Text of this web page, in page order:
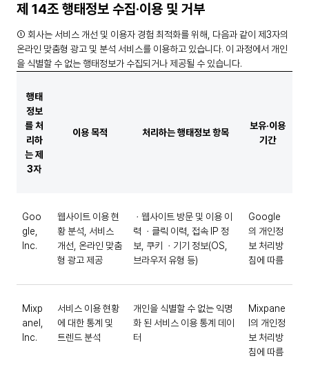
제 14조 행태정보 수집·이용 및 거부
① 회사는 서비스 개선 및 이용자 경험 최적화를 위해, 다음과 같이 제3자의
온라인 맞춤형 광고 및 분석 서비스를 이용하고 있습니다. 이 과정에서 개인
을 식별할 수 없는 행태정보가 수집되거나 제공될 수 있습니다.
행태
정보
를 처
리하
는 제
3자
이용 목적 처리하는 행태정보 항목
보유·이용
기간
Goo
gle,
Inc.
웹사이트 이용 현
황 분석, 서비스
개선, 온라인 맞춤
형 광고 제공
ㆍ웹사이트 방문 및 이용 이
력 ㆍ클릭 이력, 접속 IP 정
보, 쿠키 ㆍ기기 정보(OS,
브라우저 유형 등)
Google
의 개인정
보 처리방
침에 따름
Mixp
anel,
Inc.
서비스 이용 현황
에 대한 통계 및
트렌드 분석
개인을 식별할 수 없는 익명
화 된 서비스 이용 통계 데이
터
Mixpane
l의 개인정
보 처리방
침에 따름